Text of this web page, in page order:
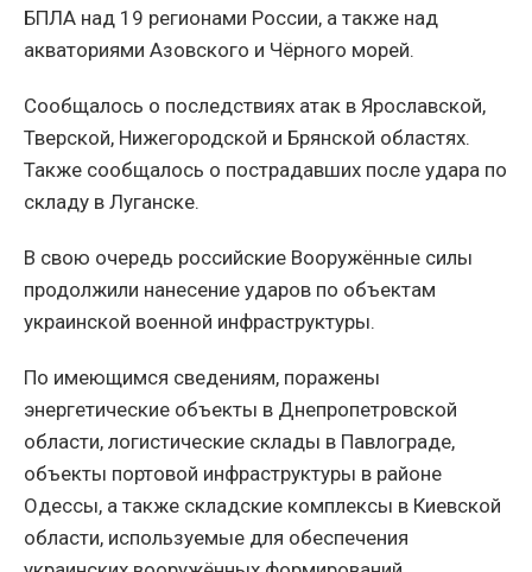
БПЛА над 19 регионами России, а также над
акваториями Азовского и Чёрного морей.
Сообщалось о последствиях атак в Ярославской,
Тверской, Нижегородской и Брянской областях.
Также сообщалось о пострадавших после удара по
складу в Луганске.
В свою очередь российские Вооружённые силы
продолжили нанесение ударов по объектам
украинской военной инфраструктуры.
По имеющимся сведениям, поражены
энергетические объекты в Днепропетровской
области, логистические склады в Павлограде,
объекты портовой инфраструктуры в районе
Одессы, а также складские комплексы в Киевской
области, используемые для обеспечения